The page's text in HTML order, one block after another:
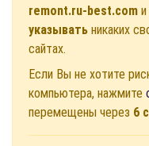
remont.ru-best.com
указывать никаких
сайтах.
Если Вы не хотите
компьютера, нажмите
перемещены через 6